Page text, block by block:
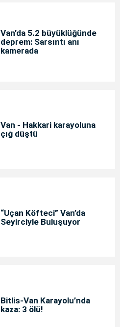
Van’da 5.2 büyüklüğünde
deprem: Sarsıntı anı
kamerada
Van - Hakkari karayoluna
çığ düştü
“Uçan Köfteci” Van’da
Seyirciyle Buluşuyor
Bitlis-Van Karayolu’nda
kaza: 3 ölü!